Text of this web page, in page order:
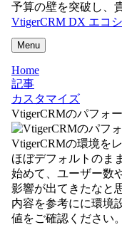
予算の壁を突破し、
VtigerCRM DX エコ
Menu
Home
記事
カスタマイズ
VtigerCRMのパフォ
VtigerCRMの環境を
ほぼデフォルトのま
始めて、ユーザー数
影響が出てきたなと
内容を参考にに環境
値をご確認ください。